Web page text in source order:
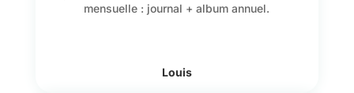
mensuelle : journal + album annuel.
Louis